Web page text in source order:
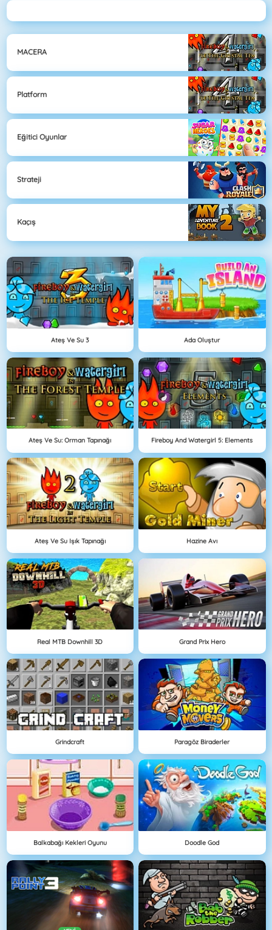
MACERA
Platform
Eğitici Oyunlar
Strateji
Kaçış
Ateş Ve Su 3 Ada Oluştur
Ateş Ve Su: Orman Tapınağı Fireboy And Watergirl 5: Elements
Ateş Ve Su Işık Tapınağı Hazine Avı
Real MTB Downhill 3D Grand Prix Hero
Grindcraft Paragöz Biraderler
Balkabağı Kekleri Oyunu Doodle God